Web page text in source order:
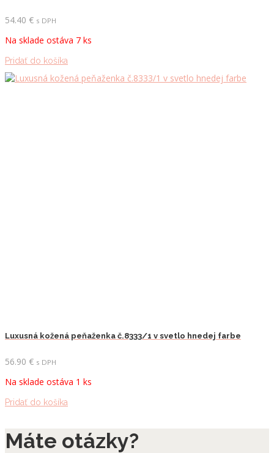
54.40 € s DPH
Na sklade ostáva 7 ks
Pridať do košíka
Luxusná kožená peňaženka č.8333/1 v svetlo hnedej farbe
56.90 € s DPH
Na sklade ostáva 1 ks
Pridať do košíka
Máte otázky?